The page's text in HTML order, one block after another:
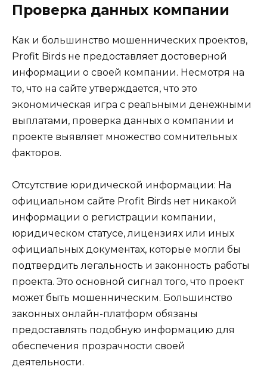
Проверка данных компании
Как и большинство мошеннических проектов,
Profit Birds не предоставляет достоверной
информации о своей компании. Несмотря на
то, что на сайте утверждается, что это
экономическая игра с реальными денежными
выплатами, проверка данных о компании и
проекте выявляет множество сомнительных
факторов.
Отсутствие юридической информации: На
официальном сайте Profit Birds нет никакой
информации о регистрации компании,
юридическом статусе, лицензиях или иных
официальных документах, которые могли бы
подтвердить легальность и законность работы
проекта. Это основной сигнал того, что проект
может быть мошенническим. Большинство
законных онлайн-платформ обязаны
предоставлять подобную информацию для
обеспечения прозрачности своей
деятельности.